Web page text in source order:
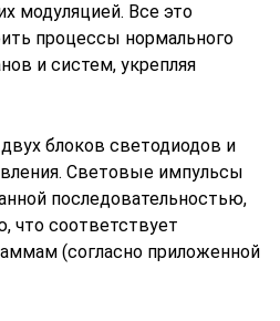
модуляцией. Все это
процессы нормального
и систем, укрепляя
блоков светодиодов и
Световые импульсы
последовательностью,
что соответствует
(согласно приложенной